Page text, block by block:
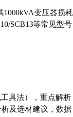
1000kVA变压器损耗
SCB13等常见型号
具法），重点解析
及选材建议，数据